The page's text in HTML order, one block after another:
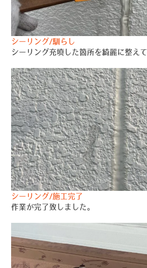
シーリング/馴らし
シーリング充填した箇所を綺麗に整えて
シーリング/施工完了
作業が完了致しました。